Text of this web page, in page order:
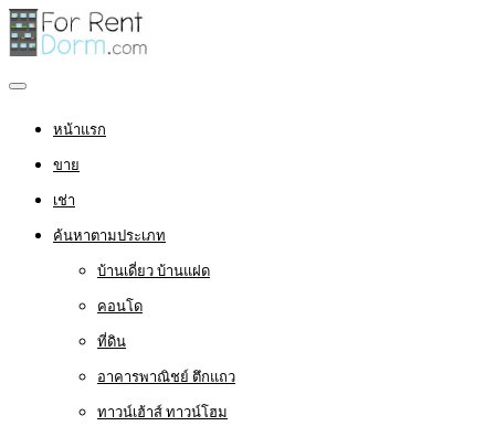
หน้าแรก
ขาย
เช่า
ค้นหาตามประเภท
บ้านเดี่ยว บ้านแฝด
คอนโด
ที่ดิน
อาคารพาณิชย์ ตึกแถว
ทาวน์เฮ้าส์ ทาวน์โฮม